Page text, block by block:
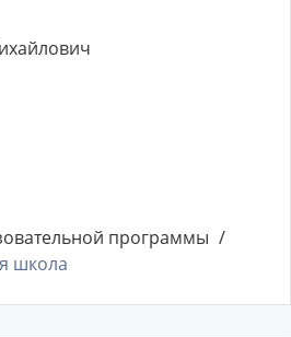
программы
школа